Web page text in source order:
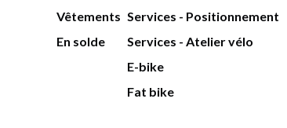
Vêtements
En solde
Services - Positionnement
Services - Atelier vélo
E-bike
Fat bike